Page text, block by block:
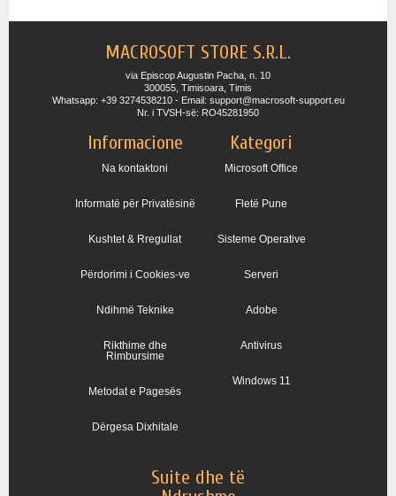
MACROSOFT STORE S.R.L.
via Episcop Augustin Pacha, n. 10
300055, Timisoara, Timis
Whatsapp: +39 3274538210 - Email: support@macrosoft-support.eu
Nr. i TVSH-së: RO45281950
Informacione
Na kontaktoni
Informatë për Privatësinë
Kushtet & Rregullat
Përdorimi i Cookies-ve
Ndihmë Teknike
Rikthime dhe
Rimbursime
Metodat e Pagesës
Dërgesa Dixhitale
Kategori
Microsoft Office
Fletë Pune
Sisteme Operative
Serveri
Adobe
Antivirus
Windows 11
Suite dhe të